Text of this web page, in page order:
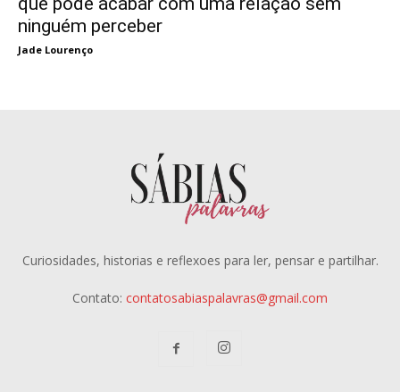
ninguém perceber
Jade Lourenço
Curiosidades, historias e reflexoes para ler, pensar e partilhar.
Contato: contatosabiaspalavras@gmail.com